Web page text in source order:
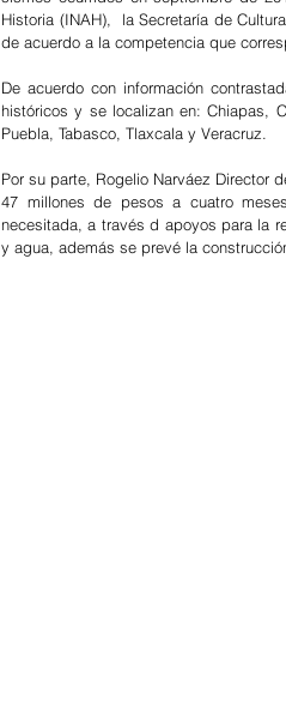
Historia (INAH),  la Secretaría de
de acuerdo a la competencia que
De acuerdo con información
históricos y se localizan en: Chiapas,
Puebla, Tabasco, Tlaxcala y Veracruz.
Por su parte, Rogelio Narváez Director
47 millones de pesos a cuatro
necesitada, a través d apoyos para la
y agua, además se prevé la